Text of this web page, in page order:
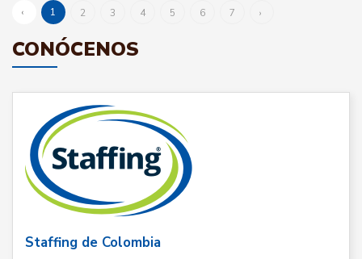
‹ 1 2 3 4 5 6 7 ›
CONÓCENOS
Staffing de Colombia